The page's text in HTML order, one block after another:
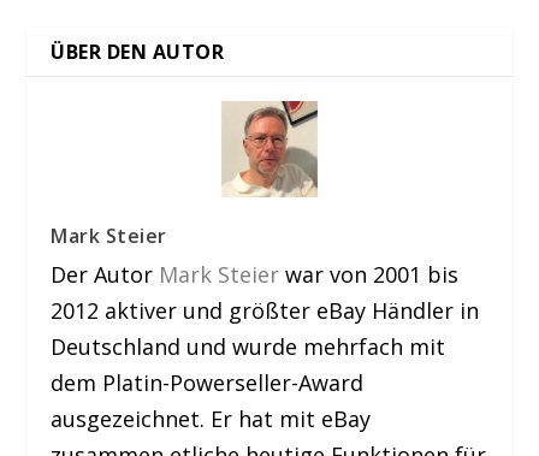
ÜBER DEN AUTOR
Mark Steier
Der Autor Mark Steier war von 2001 bis
2012 aktiver und größter eBay Händler in
Deutschland und wurde mehrfach mit
dem Platin-Powerseller-Award
ausgezeichnet. Er hat mit eBay